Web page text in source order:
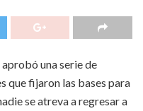
una serie de
que fijaron las bases para
se atreva a regresar a